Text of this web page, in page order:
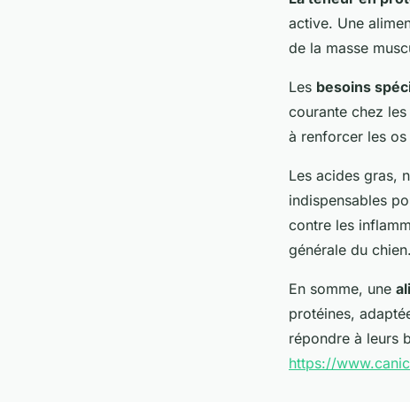
active. Une
de la masse
Les besoins
courante chez
à renforcer les
Les acides gras,
indispensables
contre les
générale du chien.
En somme, une
protéines,
répondre à leurs
https://